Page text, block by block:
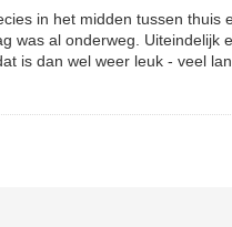
in het midden tussen
was al onderweg.
is dan wel weer leuk - veel